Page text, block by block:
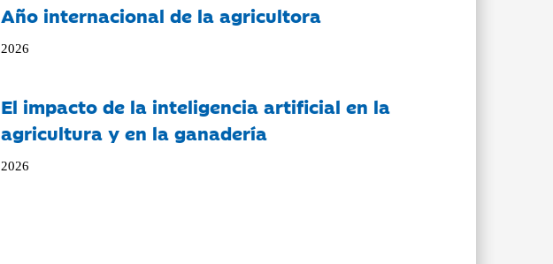
Año internacional de la agricultora
2026
El impacto de la inteligencia artificial en la
agricultura y en la ganadería
2026